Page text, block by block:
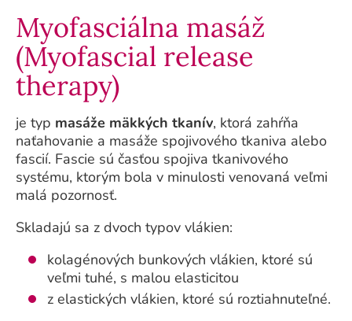
Myofasciálna masáž
(Myofascial release
therapy)
je typ masáže mäkkých tkanív, ktorá zahŕňa
naťahovanie a masáže spojivového tkaniva alebo
fascií. Fascie sú časťou spojiva tkanivového
systému, ktorým bola v minulosti venovaná veľmi
malá pozornosť.
Skladajú sa z dvoch typov vlákien:
kolagénových bunkových vlákien, ktoré sú
veľmi tuhé, s malou elasticitou
z elastických vlákien, ktoré sú roztiahnuteľné.